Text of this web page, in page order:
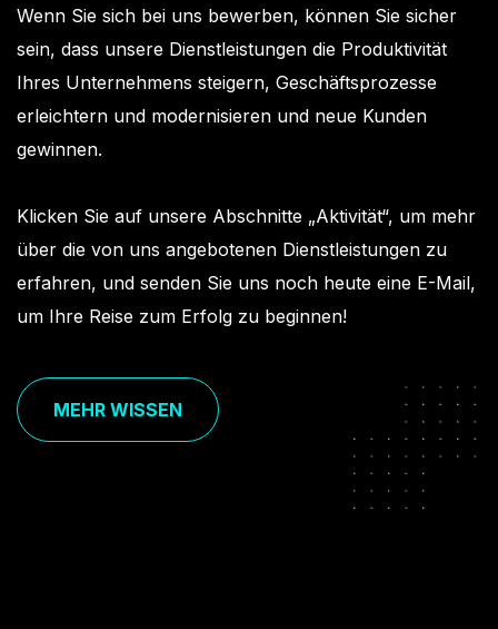
Wenn Sie sich bei uns bewerben, können Sie sicher
sein, dass unsere Dienstleistungen die Produktivität
Ihres Unternehmens steigern, Geschäftsprozesse
erleichtern und modernisieren und neue Kunden
gewinnen.
Klicken Sie auf unsere Abschnitte „Aktivität“, um mehr
über die von uns angebotenen Dienstleistungen zu
erfahren, und senden Sie uns noch heute eine E-Mail,
um Ihre Reise zum Erfolg zu beginnen!
MEHR WISSEN